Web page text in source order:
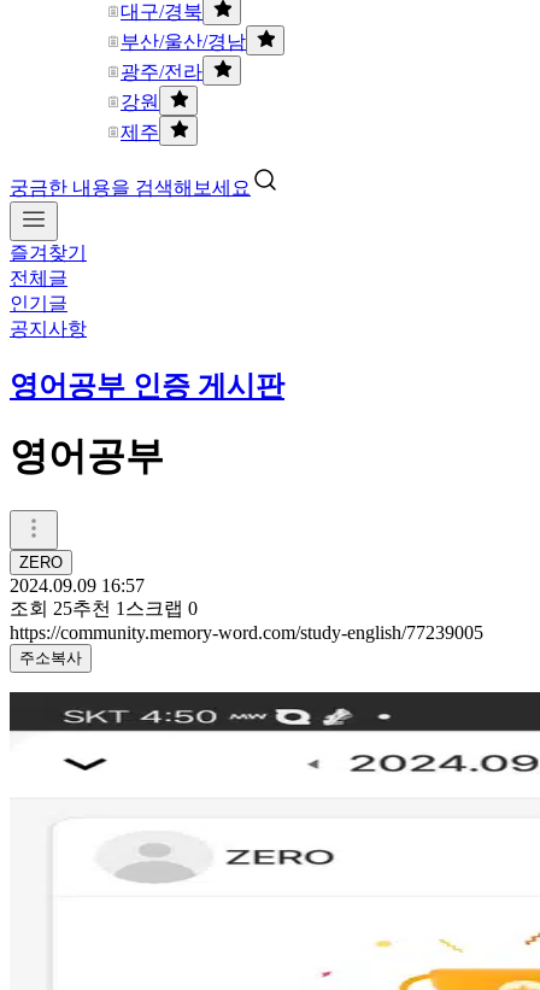
대구/경북
부산/울산/경남
광주/전라
강원
제주
궁금한 내용을 검색해보세요
즐겨찾기
전체글
인기글
공지사항
영어공부 인증 게시판
영어공부
ZERO
2024.09.09 16:57
조회 25추천 1 스크랩 0
https://community.memory-word.com/study-english/77239005
주소복사